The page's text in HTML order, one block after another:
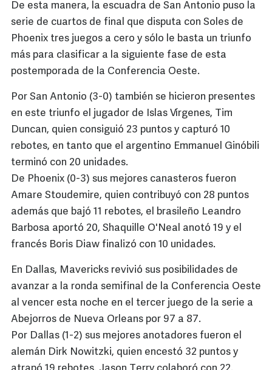
De esta manera, la escuadra de San Antonio puso la
serie de cuartos de final que disputa con Soles de
Phoenix tres juegos a cero y sólo le basta un triunfo
más para clasificar a la siguiente fase de esta
postemporada de la Conferencia Oeste.
Por San Antonio (3-0) también se hicieron presentes
en este triunfo el jugador de Islas Vírgenes, Tim
Duncan, quien consiguió 23 puntos y capturó 10
rebotes, en tanto que el argentino Emmanuel Ginóbili
terminó con 20 unidades.
De Phoenix (0-3) sus mejores canasteros fueron
Amare Stoudemire, quien contribuyó con 28 puntos
además que bajó 11 rebotes, el brasileño Leandro
Barbosa aportó 20, Shaquille O'Neal anotó 19 y el
francés Boris Diaw finalizó con 10 unidades.
En Dallas, Mavericks revivió sus posibilidades de
avanzar a la ronda semifinal de la Conferencia Oeste
al vencer esta noche en el tercer juego de la serie a
Abejorros de Nueva Orleans por 97 a 87.
Por Dallas (1-2) sus mejores anotadores fueron el
alemán Dirk Nowitzki, quien encestó 32 puntos y